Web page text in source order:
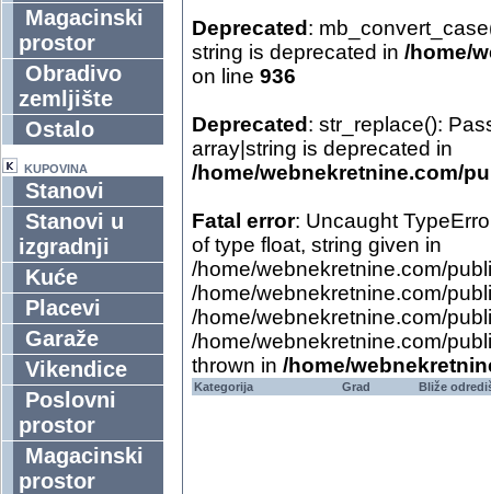
Magacinski
prostor
Obradivo
zemljište
Ostalo
KUPOVINA
Stanovi
Stanovi u
izgradnji
Kuće
Placevi
Garaže
Vikendice
Poslovni
prostor
Magacinski
prostor
Deprecated :
string is deprecated in /home/
on line 936
Deprecated : str_replace():
array|string is deprecated in
/home/webnekretnine.com/
Fatal error: Uncaught
of type float, string given in
/home/webnekretnine.com/
/home/webnekretnine.com/
/home/webnekretnine.com/
/home/webnekretnine.com/
thrown in /home/
Kategorija Grad Bliže